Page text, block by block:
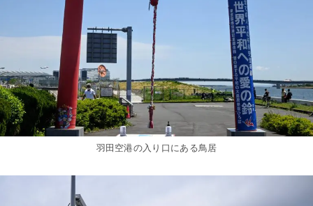
羽田空港の入り口にある鳥居